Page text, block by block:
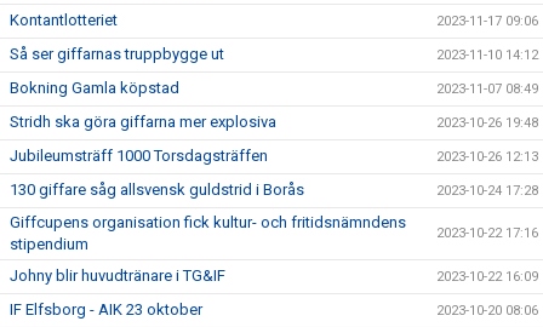
Kontantlotteriet 2023-11-17 09:06
Så ser giffarnas truppbygge ut 2023-11-10 14:12
Bokning Gamla köpstad 2023-11-07 08:49
Stridh ska göra giffarna mer explosiva 2023-10-26 19:48
Jubileumsträff 1000 Torsdagsträffen 2023-10-26 12:13
130 giffare såg allsvensk guldstrid i Borås 2023-10-24 17:28
Giffcupens organisation fick kultur- och fritidsnämndens
stipendium
2023-10-22 17:16
Johny blir huvudtränare i TG&IF 2023-10-22 16:09
IF Elfsborg - AIK 23 oktober 2023-10-20 08:06